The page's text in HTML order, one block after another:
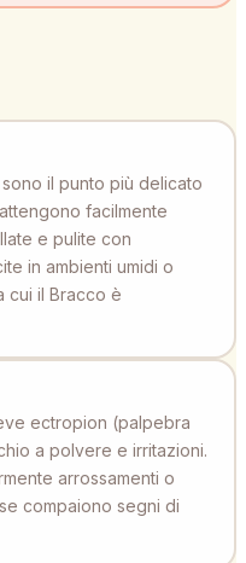
il punto più delicato
facilmente
e pulite con
in ambienti umidi o
cui il Bracco è
ectropion (palpebra
a polvere e irritazioni.
arrossamenti o
compaiono segni di